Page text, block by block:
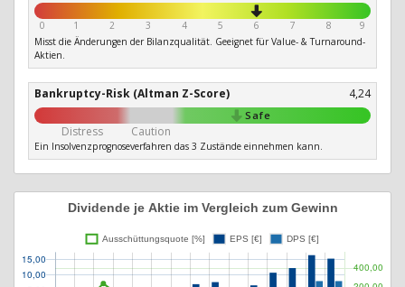
0 1 2 3 4 5 6 7 8
9
Misst die Änderungen der Bilanzqualität. Geeignet für Value- & Turnaround-
Aktien.
Bankruptcy-Risk (Altman Z-Score) 4,24
Safe
Distress Caution
Ein Insolvenzprognoseverfahren das 3 Zustände einnehmen kann.